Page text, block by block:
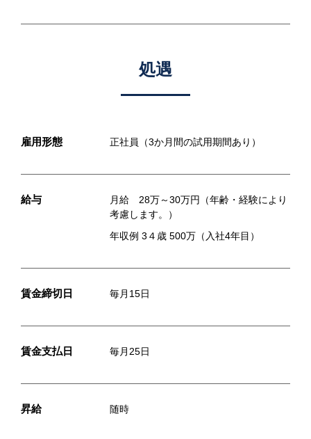
処遇
雇用形態 正社員（3か月間の試用期間あり）
給与
月給 28万～30万円（年齢・経験により
考慮します。）
年収例 3４歳 500万（入社4年目）
賃金締切日 毎月15日
賃金支払日 毎月25日
昇給 随時